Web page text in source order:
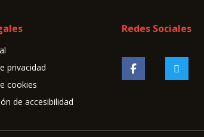
privacidad
cookies
de accesibilidad
Redes Sociales